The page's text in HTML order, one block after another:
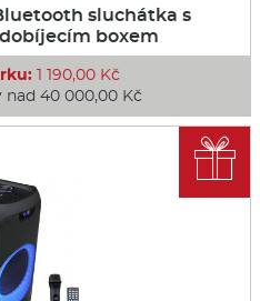
sluchátka s
boxem
1 190,00 Kč
40 000,00 Kč
